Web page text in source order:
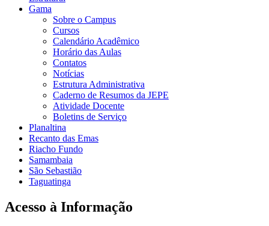
Gama
Sobre o Campus
Cursos
Calendário Acadêmico
Horário das Aulas
Contatos
Notícias
Estrutura Administrativa
Caderno de Resumos da JEPE
Atividade Docente
Boletins de Serviço
Planaltina
Recanto das Emas
Riacho Fundo
Samambaia
São Sebastião
Taguatinga
Acesso à Informação